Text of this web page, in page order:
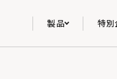
製品 特別